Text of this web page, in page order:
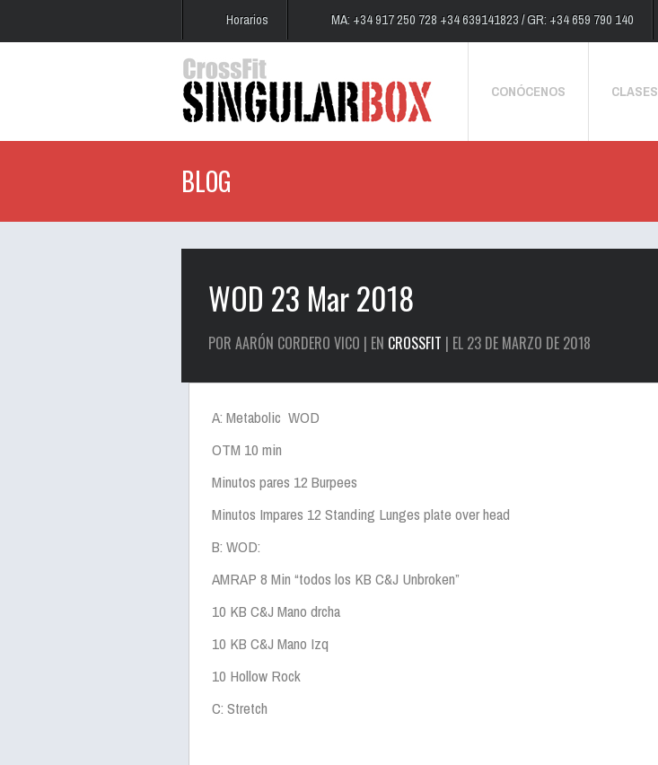
Horarios MA: +34 917 250 728 +34 639141823 / GR: +34 659 790 140
CONÓCENOS CLASES
BLOG
WOD 23 Mar 2018
POR AARÓN CORDERO VICO | EN CROSSFIT | EL 23 DE MARZO DE 2018
A: Metabolic WOD
OTM 10 min
Minutos pares 12 Burpees
Minutos Impares 12 Standing Lunges plate over head
B: WOD:
AMRAP 8 Min “todos los KB C&J Unbroken”
10 KB C&J Mano drcha
10 KB C&J Mano Izq
10 Hollow Rock
C: Stretch